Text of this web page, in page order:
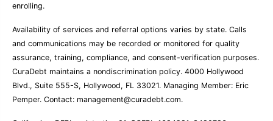
enrolling.
Availability of services and referral options varies by state. Calls
and communications may be recorded or monitored for quality
assurance, training, compliance, and consent-verification purposes.
CuraDebt maintains a nondiscrimination policy. 4000 Hollywood
Blvd., Suite 555-S, Hollywood, FL 33021. Managing Member: Eric
Pemper. Contact: management@curadebt.com.